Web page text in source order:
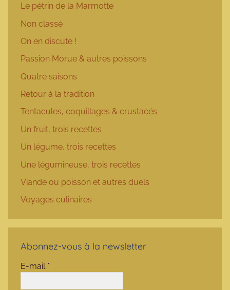
Le pétrin de la Marmotte
Non classé
On en discute !
Passion Morue & autres poissons
Quatre saisons
Retour à la tradition
Tentacules, coquillages & crustacés
Un fruit, trois recettes
Un légume, trois recettes
Une légumineuse, trois recettes
Viande ou poisson et autres duels
Voyages culinaires
Abonnez-vous à la newsletter
E-mail *